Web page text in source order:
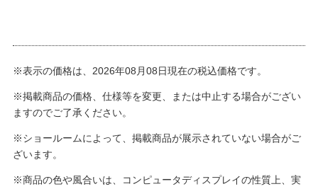
※表示の価格は、2026年08月08日現在の税込価格です。
※掲載商品の価格、仕様等を変更、または中止する場合がござい
ますのでご了承ください。
※ショールームによって、掲載商品が展示されていない場合がご
ざいます。
※商品の色や風合いは、コンピュータディスプレイの性質上、実